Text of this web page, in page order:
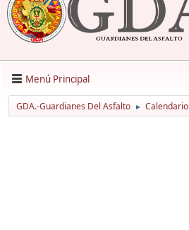
Menú Principal
GDA.-Guardianes Del Asfalto ► Calendario